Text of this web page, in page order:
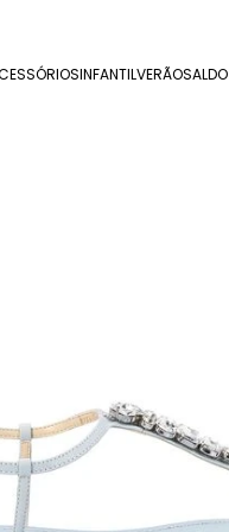
INFANTILVERÃOSALDO